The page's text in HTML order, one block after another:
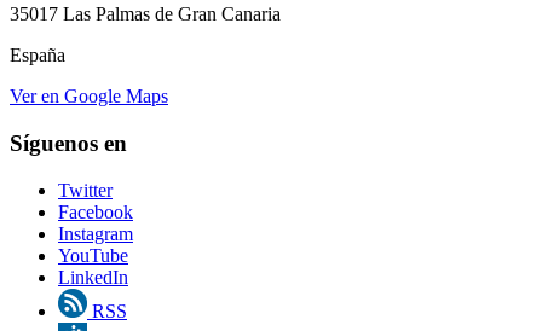
35017 Las Palmas de Gran Canaria
España
Ver en Google Maps
Síguenos en
Twitter
Facebook
Instagram
YouTube
LinkedIn
RSS